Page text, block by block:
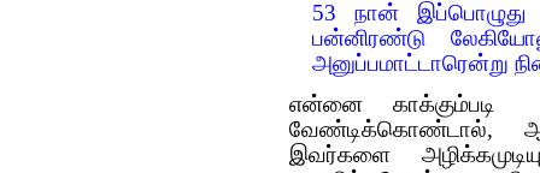
53 நான்
பன்னிரண்டு
அனுப்பமாட்டாரென்று
என்னை காக்கும்படி
வேண்டிக்கொண்டால்,
இவர்களை